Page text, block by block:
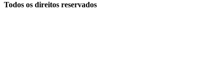
Todos os direitos reservados